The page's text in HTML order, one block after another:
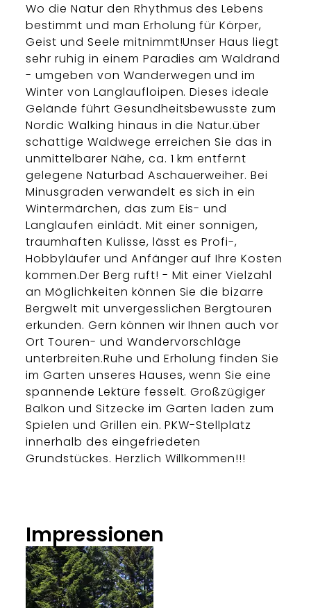
Wo die Natur den Rhythmus des Lebens
bestimmt und man Erholung für Körper,
Geist und Seele mitnimmt!Unser Haus liegt
sehr ruhig in einem Paradies am Waldrand
- umgeben von Wanderwegen und im
Winter von Langlaufloipen. Dieses ideale
Gelände führt Gesundheitsbewusste zum
Nordic Walking hinaus in die Natur.über
schattige Waldwege erreichen Sie das in
unmittelbarer Nähe, ca. 1 km entfernt
gelegene Naturbad Aschauerweiher. Bei
Minusgraden verwandelt es sich in ein
Wintermärchen, das zum Eis- und
Langlaufen einlädt. Mit einer sonnigen,
traumhaften Kulisse, lässt es Profi-,
Hobbyläufer und Anfänger auf Ihre Kosten
kommen.Der Berg ruft! - Mit einer Vielzahl
an Möglichkeiten können Sie die bizarre
Bergwelt mit unvergesslichen Bergtouren
erkunden. Gern können wir Ihnen auch vor
Ort Touren- und Wandervorschläge
unterbreiten.Ruhe und Erholung finden Sie
im Garten unseres Hauses, wenn Sie eine
spannende Lektüre fesselt. Großzügiger
Balkon und Sitzecke im Garten laden zum
Spielen und Grillen ein. PKW-Stellplatz
innerhalb des eingefriedeten
Grundstückes. Herzlich Willkommen!!!
Impressionen